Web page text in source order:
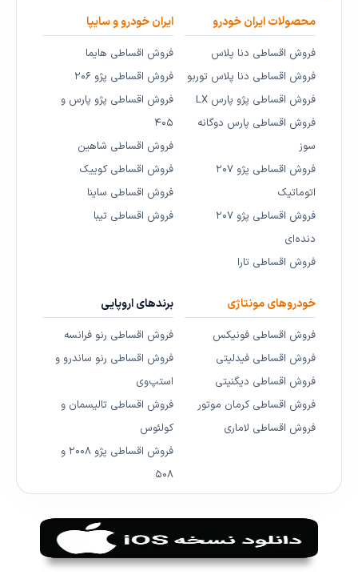
محصولات ایران خودرو
فروش اقساطی دنا پلاس
فروش اقساطی دنا پلاس توربو
فروش اقساطی پژو پارس LX
فروش اقساطی پارس دوگانه
سوز
فروش اقساطی پژو ۲۰۷
اتوماتیک
فروش اقساطی پژو ۲۰۷
دنده‌ای
فروش اقساطی تارا
ایران خودرو و سایپا
فروش اقساطی هایما
فروش اقساطی پژو ۲۰۶
فروش اقساطی پژو پارس و
۴۰۵
فروش اقساطی شاهین
فروش اقساطی کوییک
فروش اقساطی ساینا
فروش اقساطی تیبا
خودروهای مونتاژی
فروش اقساطی فونیکس
فروش اقساطی فیدلیتی
فروش اقساطی دیگنیتی
فروش اقساطی کرمان موتور
فروش اقساطی لاماری
برندهای اروپایی
فروش اقساطی رنو فرانسه
فروش اقساطی رنو ساندرو و
استپ‌وی
فروش اقساطی تالیسمان و
کولئوس
فروش اقساطی پژو ۲۰۰۸ و
۵۰۸